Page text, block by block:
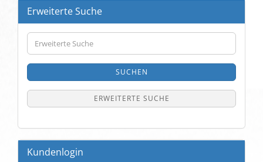
Erweiterte Suche
Erweiterte
Suche
SUCHEN
ERWEITERTE SUCHE
Kundenlogin